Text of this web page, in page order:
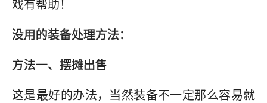
戏有帮助！
没用的装备处理方法：
方法一、摆摊出售
这是最好的办法，当然装备不一定那么容易就